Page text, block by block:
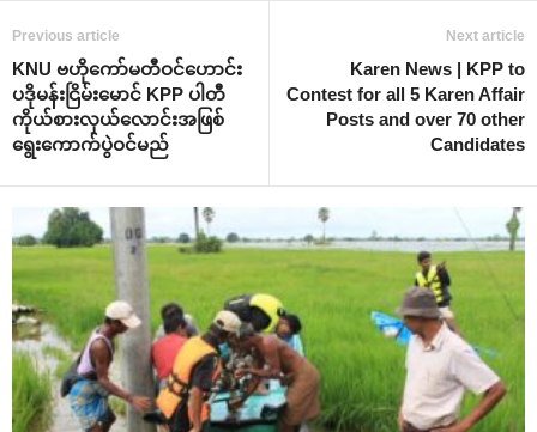
Previous article
KNU ဗဟို‌ကော်မတီဝင်‌ဟောင်း
ပဒိုမန်းငြိမ်း‌မောင် KPP ပါတီ
ကိုယ်စားလှယ်‌လောင်းအဖြစ်
‌ရွေး‌ကောက်ပွဲဝင်မည်
Next article
Karen News | KPP to
Contest for all 5 Karen Affair
Posts and over 70 other
Candidates